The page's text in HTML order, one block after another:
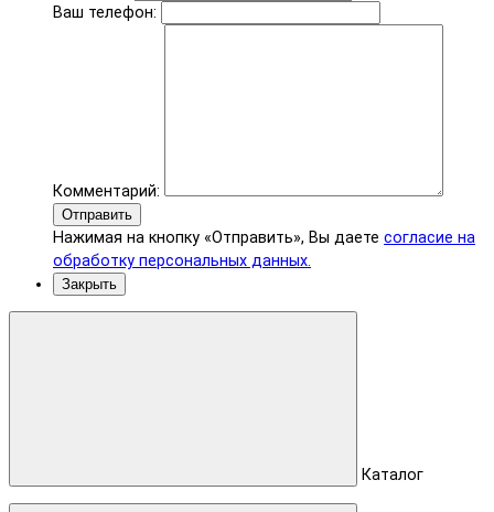
Ваш телефон:
Комментарий:
Отправить
Нажимая на кнопку «Отправить», Вы даете согласие на
обработку персональных данных.
Закрыть
Каталог